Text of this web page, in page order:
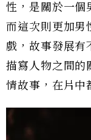
性，是關於一個
而這次則更加男
戲，故事發展有
描寫人物之間的
情故事，在片中